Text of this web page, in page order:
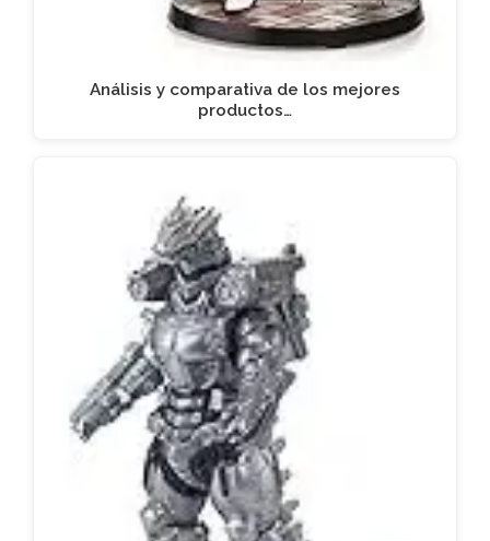
Análisis y comparativa de los mejores
productos…